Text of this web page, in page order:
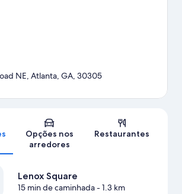
Mapa
NE, Atlanta, GA, 30305
Opções nos
arredores
Restaurantes
Lenox Square
15 min de caminhada- 1.3 km